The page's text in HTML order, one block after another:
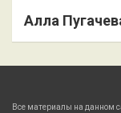
Алла
Все материалы на данном